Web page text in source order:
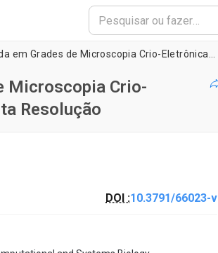
Microscopia Crio-
Resolução
DOI :10.3791/66023-v